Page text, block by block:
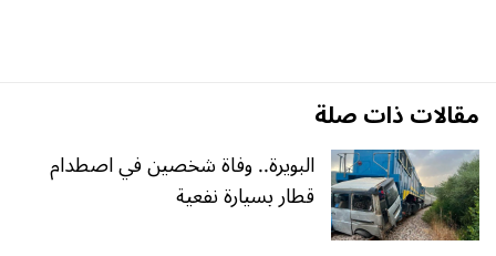
مقالات ذات صلة
البويرة.. وفاة شخصين في اصطدام
قطار بسيارة نفعية